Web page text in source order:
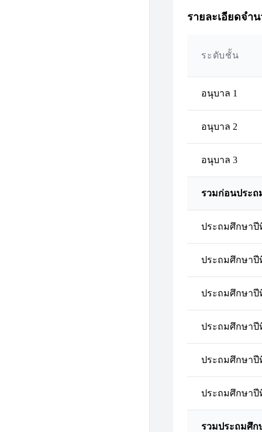
รายละเอียดจำ
ระดับชั้น
อนุบาล 1
อนุบาล 2
อนุบาล 3
รวมก่อนประถ
ประถมศึกษาปี
ประถมศึกษาปี
ประถมศึกษาปี
ประถมศึกษาปี
ประถมศึกษาปี
ประถมศึกษาปี
รวมประถมศึก